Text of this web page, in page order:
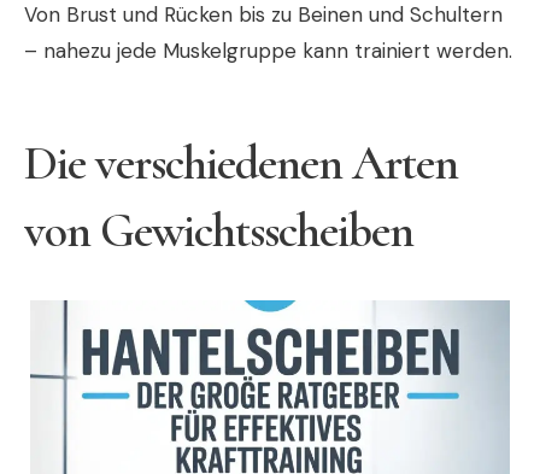
Von Brust und Rücken bis zu Beinen und Schultern
– nahezu jede Muskelgruppe kann trainiert werden.
Die verschiedenen Arten
von Gewichtsscheiben